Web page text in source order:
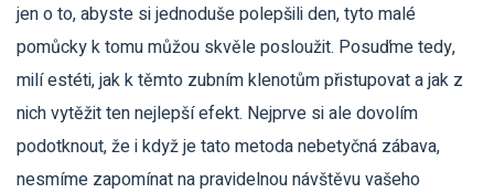
jen o to, abyste si jednoduše polepšili den, tyto malé
pomůcky k tomu můžou skvěle posloužit. Posuďme tedy,
milí estéti, jak k těmto zubním klenotům přistupovat a jak z
nich vytěžit ten nejlepší efekt. Nejprve si ale dovolím
podotknout, že i když je tato metoda nebetyčná zábava,
nesmíme zapomínat na pravidelnou návštěvu vašeho